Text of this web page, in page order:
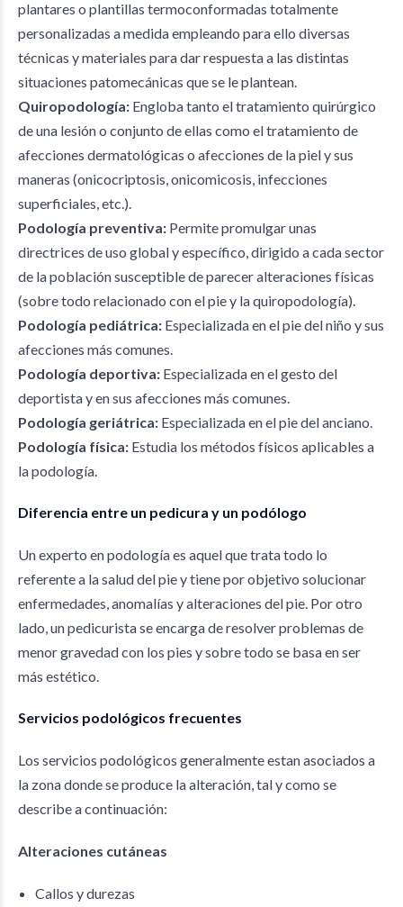
plantares o plantillas termoconformadas totalmente
personalizadas a medida empleando para ello diversas
técnicas y materiales para dar respuesta a las distintas
situaciones patomecánicas que se le plantean.
Quiropodología: Engloba tanto el tratamiento quirúrgico
de una lesión o conjunto de ellas como el tratamiento de
afecciones dermatológicas o afecciones de la piel y sus
maneras (onicocriptosis, onicomicosis, infecciones
superficiales, etc.).
Podología preventiva: Permite promulgar unas
directrices de uso global y específico, dirigido a cada sector
de la población susceptible de parecer alteraciones físicas
(sobre todo relacionado con el pie y la quiropodología).
Podología pediátrica: Especializada en el pie del niño y sus
afecciones más comunes.
Podología deportiva: Especializada en el gesto del
deportista y en sus afecciones más comunes.
Podología geriátrica: Especializada en el pie del anciano.
Podología física: Estudia los métodos físicos aplicables a
la podología.
Diferencia entre un pedicura y un podólogo
Un experto en podología es aquel que trata todo lo
referente a la salud del pie y tiene por objetivo solucionar
enfermedades, anomalías y alteraciones del pie. Por otro
lado, un pedicurista se encarga de resolver problemas de
menor gravedad con los pies y sobre todo se basa en ser
más estético.
Servicios podológicos frecuentes
Los servicios podológicos generalmente estan asociados a
la zona donde se produce la alteración, tal y como se
describe a continuación:
Alteraciones cutáneas
Callos y durezas